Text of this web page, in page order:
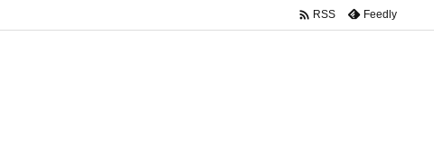
 RSS Feedly